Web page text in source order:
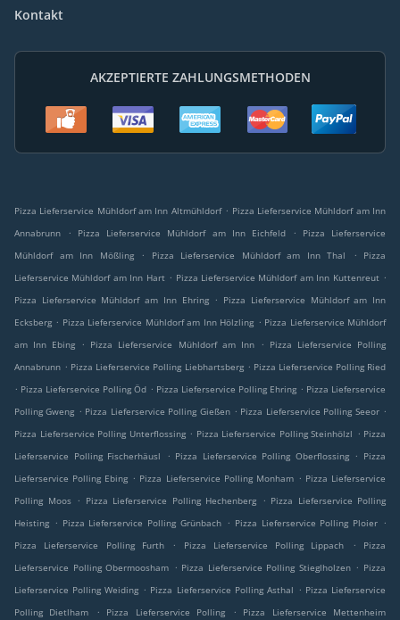
Kontakt
AKZEPTIERTE ZAHLUNGSMETHODEN
Pizza Lieferservice Mühldorf am Inn Altmühldorf . Pizza Lieferservice Mühldorf am Inn
Annabrunn
. Pizza Lieferservice Mühldorf am Inn Eichfeld .
Pizza Lieferservice
Mühldorf am Inn Mößling
. Pizza Lieferservice Mühldorf am Inn Thal .
Pizza
Lieferservice Mühldorf am Inn Hart . Pizza Lieferservice Mühldorf am Inn Kuttenreut .
Pizza Lieferservice Mühldorf am Inn Ehring . Pizza Lieferservice Mühldorf am Inn
Ecksberg . Pizza Lieferservice Mühldorf am Inn Hölzling . Pizza Lieferservice Mühldorf
am Inn Ebing
. Pizza Lieferservice Mühldorf am Inn . Pizza Lieferservice Polling
Annabrunn . Pizza Lieferservice Polling Liebhartsberg . Pizza Lieferservice Polling Ried
. Pizza Lieferservice Polling Öd . Pizza Lieferservice Polling Ehring . Pizza Lieferservice
Polling Gweng . Pizza Lieferservice Polling Gießen . Pizza Lieferservice Polling Seeor .
Pizza Lieferservice Polling Unterflossing . Pizza Lieferservice Polling Steinhölzl . Pizza
Lieferservice Polling Fischerhäusl
. Pizza Lieferservice Polling Oberflossing . Pizza
Lieferservice Polling Ebing . Pizza Lieferservice Polling Monham . Pizza Lieferservice
Polling Moos
. Pizza Lieferservice Polling Hechenberg . Pizza Lieferservice Polling
Heisting . Pizza Lieferservice Polling Grünbach . Pizza Lieferservice Polling Ploier .
Pizza Lieferservice Polling Furth
. Pizza Lieferservice Polling Lippach .
Pizza
Lieferservice Polling Obermoosham . Pizza Lieferservice Polling Stieglholzen . Pizza
Lieferservice Polling Weiding . Pizza Lieferservice Polling Asthal . Pizza Lieferservice
Polling Dietlham
. Pizza Lieferservice Polling .
Pizza Lieferservice Mettenheim